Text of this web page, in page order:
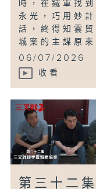
時，崔鐵軍找到
永光，巧用妙計
話，終得知雲貿
城案的主謀原
06/07/2026
收看
第三十二集